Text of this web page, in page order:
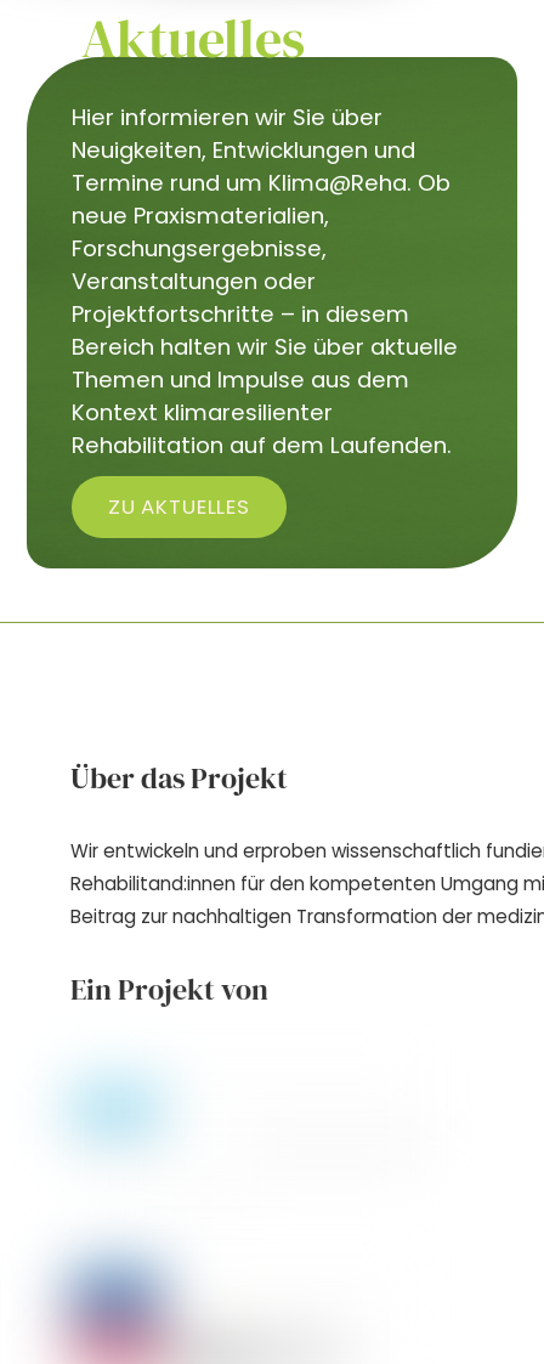
Aktuelles
Hier informieren wir Sie über
Neuigkeiten, Entwicklungen und
Termine rund um Klima@Reha. Ob
neue Praxismaterialien,
Forschungsergebnisse,
Veranstaltungen oder
Projektfortschritte – in diesem
Bereich halten wir Sie über aktuelle
Themen und Impulse aus dem
Kontext klimaresilienter
Rehabilitation auf dem Laufenden.
ZU AKTUELLES
Über das Projekt
Wir entwickeln und erproben wissenschaftlich
Rehabilitand:innen für den kompetenten Umgang
Beitrag zur nachhaltigen Transformation der
Ein Projekt von